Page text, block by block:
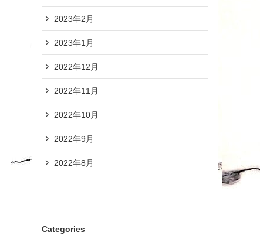
2023年2月
2023年1月
2022年12月
2022年11月
2022年10月
2022年9月
2022年8月
Categories